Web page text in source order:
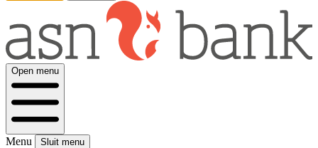
Open menu
Menu Sluit menu